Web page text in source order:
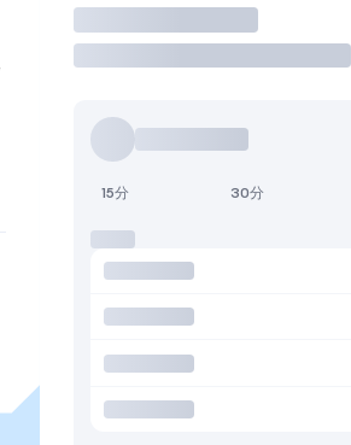
取引
15分 30分